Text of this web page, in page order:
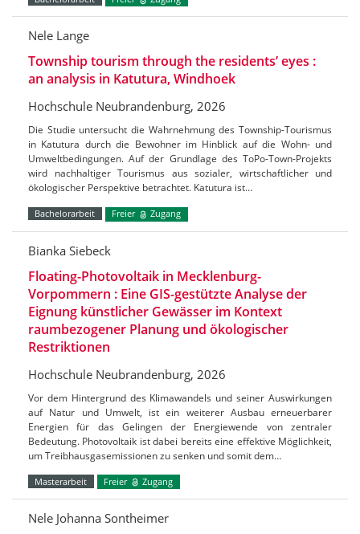
Nele Lange
Township tourism through the residents’ eyes :
an analysis in Katutura, Windhoek
Hochschule Neubrandenburg, 2026
Die Studie untersucht die Wahrnehmung des Township-Tourismus
in Katutura durch die Bewohner im Hinblick auf die Wohn- und
Umweltbedingungen. Auf der Grundlage des ToPo-Town-Projekts
wird nachhaltiger Tourismus aus sozialer, wirtschaftlicher und
ökologischer Perspektive betrachtet. Katutura ist…
Bachelorarbeit Freier Zugang
Bianka Siebeck
Floating-Photovoltaik in Mecklenburg-
Vorpommern : Eine GIS-gestützte Analyse der
Eignung künstlicher Gewässer im Kontext
raumbezogener Planung und ökologischer
Restriktionen
Hochschule Neubrandenburg, 2026
Vor dem Hintergrund des Klimawandels und seiner Auswirkungen
auf Natur und Umwelt, ist ein weiterer Ausbau erneuerbarer
Energien für das Gelingen der Energiewende von zentraler
Bedeutung. Photovoltaik ist dabei bereits eine effektive Möglichkeit,
um Treibhausgasemissionen zu senken und somit dem…
Masterarbeit Freier Zugang
Nele Johanna Sontheimer